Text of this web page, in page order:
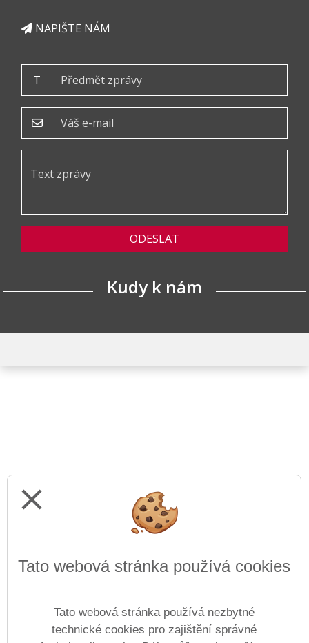
NAPIŠTE NÁM
T
ODESLAT
Kudy k nám
close
Tato webová stránka používá cookies
Tato webová stránka používá nezbytné
technické cookies pro zajištění správné